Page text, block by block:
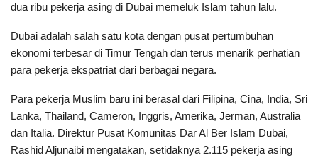
dua ribu pekerja asing di Dubai memeluk Islam tahun lalu.
Dubai adalah salah satu kota dengan pusat pertumbuhan
ekonomi terbesar di Timur Tengah dan terus menarik perhatian
para pekerja ekspatriat dari berbagai negara.
Para pekerja Muslim baru ini berasal dari Filipina, Cina, India, Sri
Lanka, Thailand, Cameron, Inggris, Amerika, Jerman, Australia
dan Italia. Direktur Pusat Komunitas Dar Al Ber Islam Dubai,
Rashid Aljunaibi mengatakan, setidaknya 2.115 pekerja asing